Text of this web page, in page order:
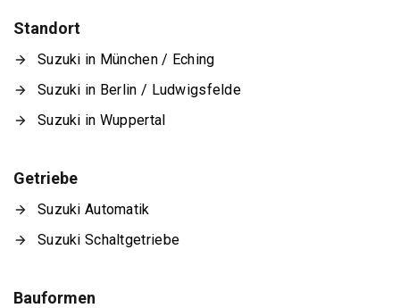
Standort
Suzuki in München / Eching
Suzuki in Berlin / Ludwigsfelde
Suzuki in Wuppertal
Getriebe
Suzuki Automatik
Suzuki Schaltgetriebe
Bauformen